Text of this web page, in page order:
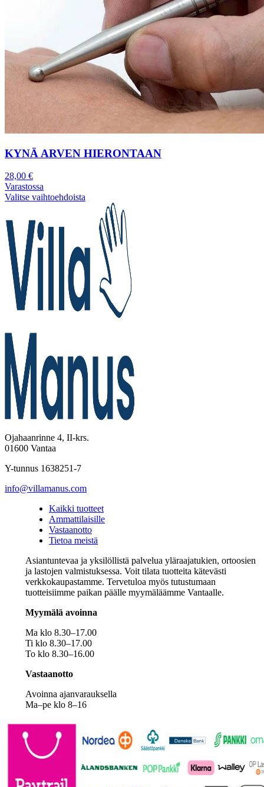
KYNÄ ARVEN HIERONTAAN
28,00 €
Varastossa
Valitse vaihtoehdoista
Ojahaanrinne 4, II-krs.
01600 Vantaa
Y-tunnus 1638251-7
info@villamanus.com
Kaikki tuotteet
Ammattilaisille
Vastaanotto
Tietoa meistä
Asiantuntevaa ja yksilöllistä palvelua yläraajatukien, ortoosien
ja lastojen valmistuksessa. Voit tilata tuotteita kätevästi
verkkokaupastamme. Tervetuloa myös tutustumaan
tuotteisiimme paikan päälle myymäläämme Vantaalle.
Myymälä avoinna
Ma klo 8.30–17.00
Ti klo 8.30–17.00
To klo 8.30–16.00
Vastaanotto
Avoinna ajanvarauksella
Ma–pe klo 8–16